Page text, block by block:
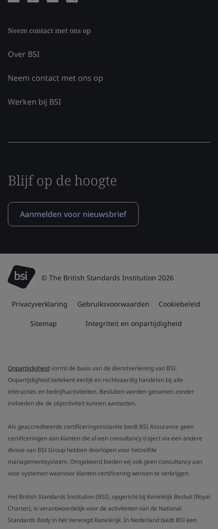
Neem contact met ons op
Over BSI
Neem contact met ons op
Werken bij BSI
Blijf op de hoogte
Aanmelden voor nieuwsbrief
© The British Standards Institution 2026
Privacyverklaring Gebruiksvoorwaarden Cookiebeleid
Sitemap Integriteit en onpartijdigheid
Onpartijdigheidvormt de basis van de dienstverlening van BSI.
Onpartijdigheid betekent eerlijk en rechtvaardig handelen bij alle
interacties en bedrijfsactiviteiten. Besluiten worden genomen zonder
invloeden die de objectiviteit kunnen aantasten.
Als geaccrediteerde certificeringsinstantie biedt BSI Assurance geen
certificeringen aan klanten die al een consultancy traject via een andere
divisie van BSI Group hebben doorlopen voor hetzelfde
managementsysteem. Omgekeerd bieden wij ook geen consultancy aan
voor systemen waarvoor klanten certificering wensen te verkrijgen.
Het British Standards Institution (BSI), opgericht bij Koninklijk Besluit (Royal
Charter), is verantwoordelijk voor de activiteiten van de National
Standards Body in het Verenigd Koninkrijk. In Nederland biedt BSI een